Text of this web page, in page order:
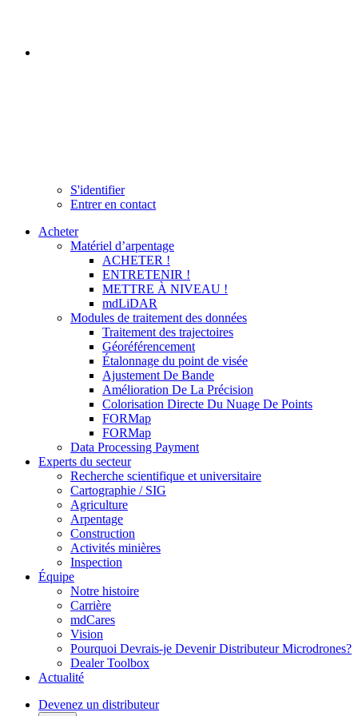
S'identifier
Entrer en contact
Acheter
Matériel d’arpentage
ACHETER !
ENTRETENIR !
METTRE À NIVEAU !
mdLiDAR
Modules de traitement des données
Traitement des trajectoires
Géoréférencement
Étalonnage du point de visée
Ajustement De Bande
Amélioration De La Précision
Colorisation Directe Du Nuage De Points
FORMap
FORMap
Data Processing Payment
Experts du secteur
Recherche scientifique et universitaire
Cartographie / SIG
Agriculture
Arpentage
Construction
Activités minières
Inspection
Équipe
Notre histoire
Carrière
mdCares
Vision
Pourquoi Devrais-je Devenir Distributeur Microdrones?
Dealer Toolbox
Actualité
Devenez un distributeur